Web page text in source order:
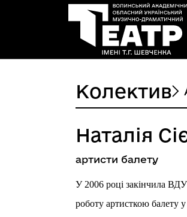
Колектив
Наталія
артисти балету
У 2006 році закінчила ВДУ
роботу артисткою балету